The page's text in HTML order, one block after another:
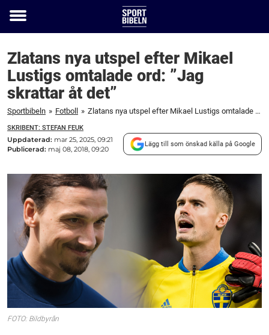
Toggle
Zlatans nya utspel efter Mikael
Lustigs omtalade ord: ”Jag
skrattar åt det”
Sportbibeln » Fotboll » Zlatans nya utspel efter Mikael Lustigs omtalade ord: "Jag skrattar åt det"
SKRIBENT: STEFAN FEUK
Uppdaterad: mar 25, 2025, 09:21
Publicerad: maj 08, 2018, 09:20
Lägg till som önskad källa på Google
FOTO: Bildbyrån